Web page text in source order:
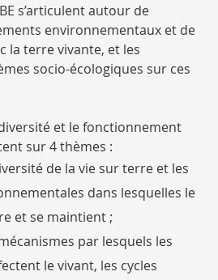
s’articulent autour de
environnementaux et de
la terre vivante, et les
socio-écologiques sur ces
et le fonctionnement
sur 4 thèmes :
de la vie sur terre et les
dans lesquelles le
et se maintient ;
par lesquels les
le vivant, les cycles